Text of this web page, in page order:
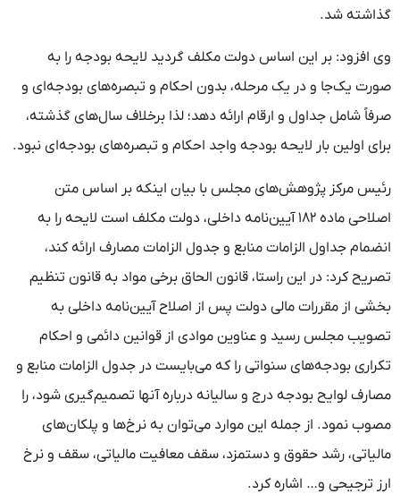
گذاشته شد.
وی افزود: بر این اساس دولت مکلف گردید لایحه بودجه را به
صورت یک‌جا و در یک مرحله، بدون احکام و تبصره‌های بودجه‌ای و
صرفاً شامل جداول و ارقام ارائه دهد؛ لذا برخلاف سال‌های گذشته،
برای اولین بار لایحه بودجه واجد احکام و تبصره‌های بودجه‌ای نبود.
رئیس مرکز پژوهش‌های مجلس با بیان اینکه بر اساس متن
اصلاحی ماده ۱۸۲ آیین‌نامه داخلی، دولت مکلف است لایحه را به
انضمام جداول الزامات منابع و جدول الزامات مصارف ارائه کند،
تصریح کرد: در این راستا، قانون الحاق برخی مواد به قانون تنظیم
بخشی از مقررات مالی دولت پس از اصلاح آیین‌نامه داخلی به
تصویب مجلس رسید و عناوین موادی از قوانین دائمی و احکام
تکراری بودجه‌های سنواتی را که می‌بایست در جدول الزامات منابع و
مصارف لوایح بودجه درج و سالیانه درباره آنها تصمیم‌گیری شود، را
مصوب نمود. از جمله این موارد می‌توان به نرخ‌ها و پلکان‌های
مالیاتی، رشد حقوق و دستمزد، سقف معافیت مالیاتی، سقف و نرخ
ارز ترجیحی و… اشاره کرد.